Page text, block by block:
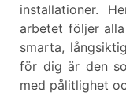
installationer.
arbetet följer
smarta,
för dig är den
med pålitlighet